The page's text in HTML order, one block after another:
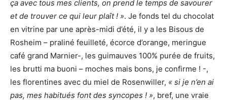
ça avec tous mes clients, on prend le temps de savourer
et de trouver ce qui leur plaît ! ». Je fonds tel du chocolat
en vitrine par une après-midi d’été, il y a les Bisous de
Rosheim – praliné feuilleté, écorce d’orange, meringue
café grand Marnier-, les guimauves 100% purée de fruits,
les brutti ma buoni – moches mais bons, je confirme ! -,
les florentines avec du miel de Rosenwiller, « si je n’en ai
pas, mes habitués font des syncopes ! », bref, une vraie